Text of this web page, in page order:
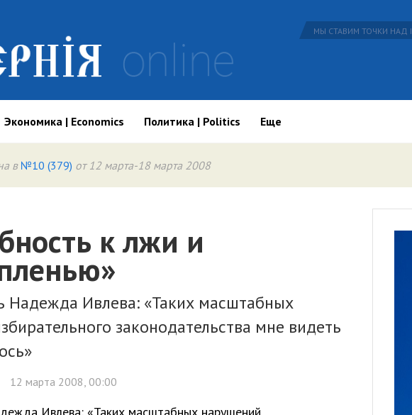
МЫ СТАВИМ ТОЧКИ НАД I
Экономика | Economics Политика | Politics Еще
в №10 (379) от 12 марта-18 марта 2008
к лжи и
Надежда Ивлева: «Таких масштабных
законодательства мне видеть
12 марта 2008, 00:00